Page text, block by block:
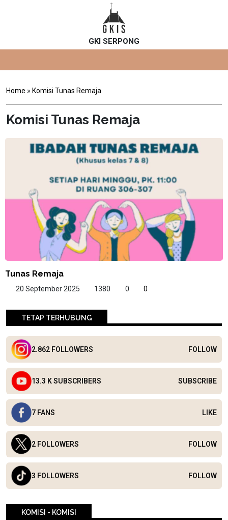
GKI SERPONG
Home » Komisi Tunas Remaja
Komisi Tunas Remaja
Tunas Remaja
20 September 2025 1380 0 0
TETAP TERHUBUNG
2.862 FOLLOWERS FOLLOW
13.3 K SUBSCRIBERS SUBSCRIBE
7 FANS LIKE
2 FOLLOWERS FOLLOW
3 FOLLOWERS FOLLOW
KOMISI - KOMISI